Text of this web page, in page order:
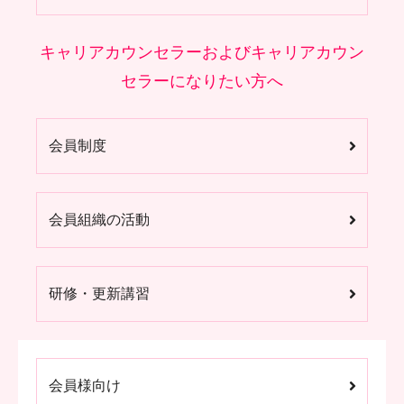
キャリアカウンセラーおよびキャリアカウン
セラーになりたい方へ
会員制度
会員組織の活動
研修・更新講習
会員様向け